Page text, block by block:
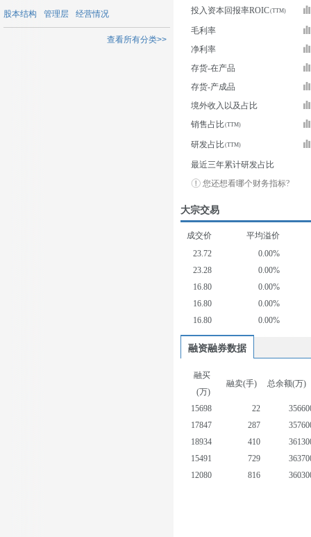
股本结构 管理层 经营情况
查看所有分类>>
投入资本回报率ROIC
毛利率
净利率
存货-在产品
存货-产成品
境外收入以及占比
销售占比
研发占比
最近三年累计研发占比
您还想看哪个财务指标?
大宗交易
成交价
平均溢价
23.72
0.00%
23.28
0.00%
16.80
0.00%
16.80
0.00%
16.80
0.00%
融资融券数据
融买
(万)
融卖(手) 总余额(万)
15698 22
17847
287
18934
410
15491
729
12080
816